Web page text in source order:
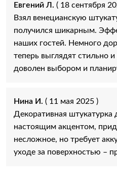
Евгений Л. ( 18 сентября
Взял венецианскую
получился шикарным.
наших гостей. Немного
теперь выглядят стильно
доволен выбором и
Нина И. ( 11 мая 2025 )
Декоративная штукатурка
настоящим акцентом,
несложное, но требует
уходе за поверхностью –